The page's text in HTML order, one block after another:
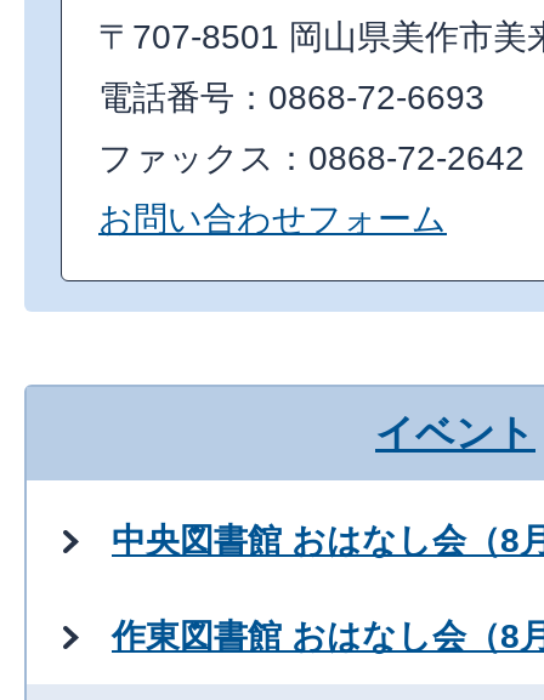
〒707-8501 岡山県美作市美
電話番号：0868-72-6693
ファックス：0868-72-2642
お問い合わせフォーム
イベント
中央図書館 おはなし会（8
作東図書館 おはなし会（8